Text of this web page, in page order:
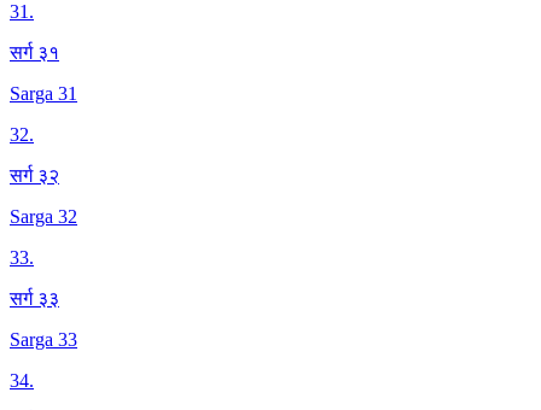
31.
सर्ग ३१
Sarga 31
32.
सर्ग ३२
Sarga 32
33.
सर्ग ३३
Sarga 33
34.